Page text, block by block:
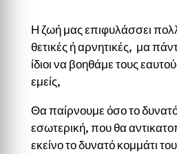
Η ζωή μας επιφυλάσσει
θετικές ή αρνητικές, μα
ίδιοι να βοηθάμε τους
εμείς,
Θα παίρνουμε όσο το
εσωτερική, που θα
εκείνο το δυνατό κομμάτι